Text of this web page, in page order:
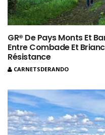
GR® De Pays Monts Et
Entre Combade Et
Résistance
CARNETSDERANDO